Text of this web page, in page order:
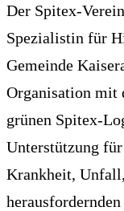
Der Spitex-
Spezialistin für
Gemeinde
Organisation mit
grünen Spitex-
Unterstützung
Krankheit,